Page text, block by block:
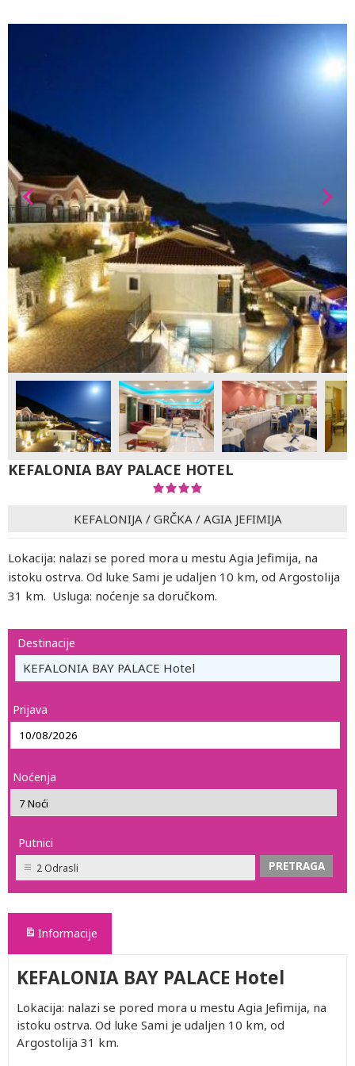
KEFALONIA BAY PALACE HOTEL
KEFALONIJA / GRČKA / AGIA JEFIMIJA
Lokacija: nalazi se pored mora u mestu Agia Jefimija, na
istoku ostrva. Od luke Sami je udaljen 10 km, od Argostolija
31 km. Usluga: noćenje sa doručkom.
Destinacije
KEFALONIA BAY PALACE Hotel
Prijava
Noćenja
Putnici
2 Odrasli
Informacije
KEFALONIA BAY PALACE Hotel
Lokacija: nalazi se pored mora u mestu Agia Jefimija, na
istoku ostrva. Od luke Sami je udaljen 10 km, od
Argostolija 31 km.